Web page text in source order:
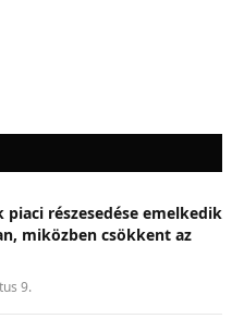
piaci részesedése emelkedik
miközben csökkent az
9.